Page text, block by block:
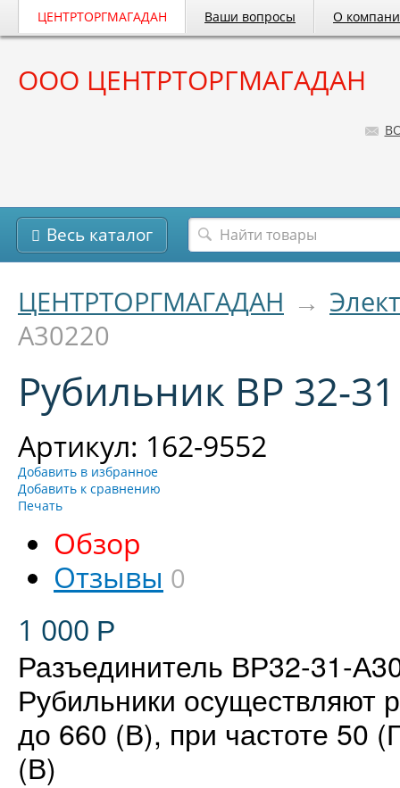
ЦЕНТРТОРГМАГАДАН Ваши вопросы О
ООО ЦЕНТРТОРГМАГАДАН
Весь каталог
ЦЕНТРТОРГМАГАДАН →
А30220
Рубильник ВР 32-
Артикул: 162-9552
Добавить в избранное
Добавить к сравнению
Печать
Обзор
Отзывы 0
1 000 Р
Разъединитель ВР32-31-
Рубильники осуществляют
до 660 (В), при частоте 50
(В)